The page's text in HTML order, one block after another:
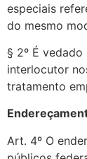
especiais
do mesmo
§ 2º É
interlocutor
tratamento
Art. 4º O